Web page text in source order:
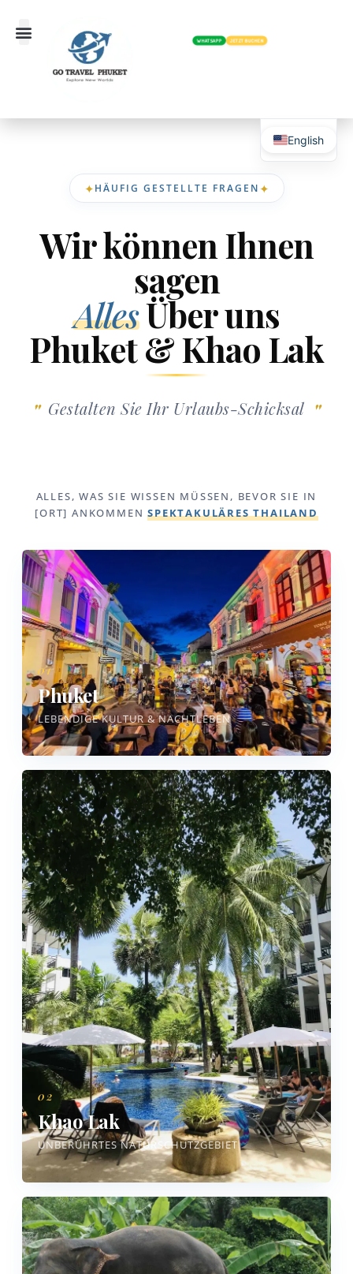
WHATSAPP JETZT BUCHEN
✦HÄUFIG GESTELLTE FRAGEN✦
Wir können Ihnen
sagen
AllesÜber uns
Phuket & Khao Lak
Gestalten Sie Ihr Urlaubs-Schicksal
ALLES, WAS SIE WISSEN MÜSSEN, BEVOR SIE IN
[ORT] ANKOMMENSPEKTAKULÄRES THAILAND
01
Phuket
LEBENDIGE KULTUR & NACHTLEBEN
02
Khao Lak
UNBERÜHRTES NATURSCHUTZGEBIET
English